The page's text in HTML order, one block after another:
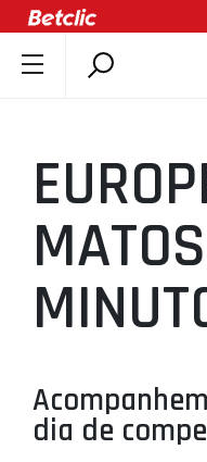
ÚLTIMAS
COMPETIÇÕES
ASSOCIAÇÕES
CLUBES
AGENTES
SELEÇÕES
MINIBASQUETE
dia de